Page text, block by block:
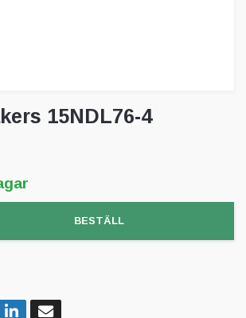
15NDL76-4
BESTÄLL